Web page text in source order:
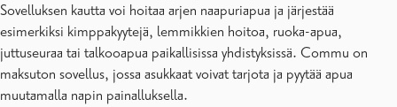
Sovelluksen kautta voi hoitaa arjen naapuriapua ja järjestää
esimerkiksi kimppakyytejä, lemmikkien hoitoa, ruoka-apua,
juttuseuraa tai talkooapua paikallisissa yhdistyksissä. Commu on
maksuton sovellus, jossa asukkaat voivat tarjota ja pyytää apua
muutamalla napin painalluksella.